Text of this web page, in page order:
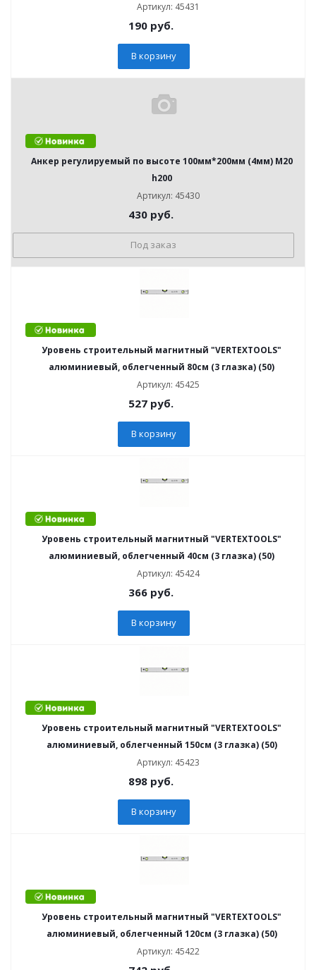
Артикул: 45431
190 руб.
В корзину
Анкер регулируемый по высоте 100мм*200мм (4мм) М20
h200
Артикул: 45430
430 руб.
Под заказ
Уровень строительный магнитный "VERTEXTOOLS"
алюминиевый, облегченный 80см (3 глазка) (50)
Артикул: 45425
527 руб.
В корзину
Уровень строительный магнитный "VERTEXTOOLS"
алюминиевый, облегченный 40см (3 глазка) (50)
Артикул: 45424
366 руб.
В корзину
Уровень строительный магнитный "VERTEXTOOLS"
алюминиевый, облегченный 150см (3 глазка) (50)
Артикул: 45423
898 руб.
В корзину
Уровень строительный магнитный "VERTEXTOOLS"
алюминиевый, облегченный 120см (3 глазка) (50)
Артикул: 45422